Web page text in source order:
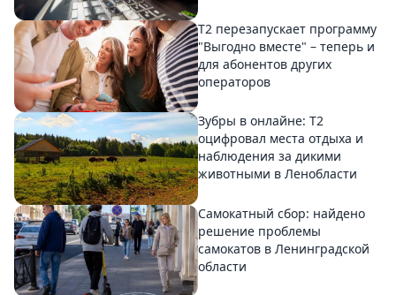
Т2 перезапускает программу
"Выгодно вместе" – теперь и
для абонентов других
операторов
Зубры в онлайне: Т2
оцифровал места отдыха и
наблюдения за дикими
животными в Ленобласти
Самокатный сбор: найдено
решение проблемы
самокатов в Ленинградской
области